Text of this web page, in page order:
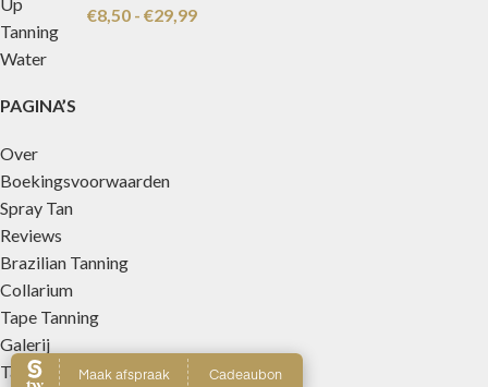
€8,50 - €29,99
PAGINA’S
Over
Boekingsvoorwaarden
Spray Tan
Reviews
Brazilian Tanning
Collarium
Tape Tanning
Galerij
Tarieven